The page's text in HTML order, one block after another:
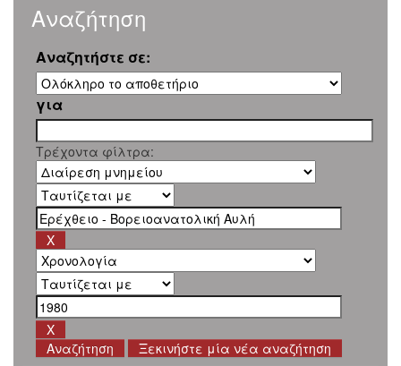
Αναζήτηση
Αναζητήστε σε:
για
Τρέχοντα φίλτρα:
Ξεκινήστε μία νέα αναζήτηση